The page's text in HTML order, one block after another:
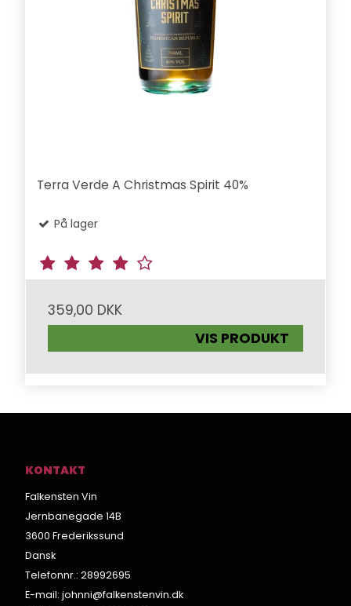
Terra Verde A Christmas Spirit 40%
På lager
359,00 DKK
VIS PRODUKT
KONTAKT
Falkensten Vin
Jernbanegade 14B
3600 Frederikssund
Dansk
Telefonnr.: 28992695
E-mail: johnni@falkenstenvin.dk